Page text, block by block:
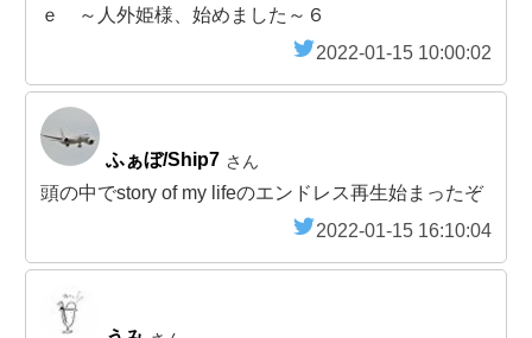
ｅ ～人外姫様、始めました～６
2022-01-15 10:00:02
ふぁぼ/Ship7 さん
頭の中でstory of my lifeのエンドレス再生始まったぞ
2022-01-15 16:10:04